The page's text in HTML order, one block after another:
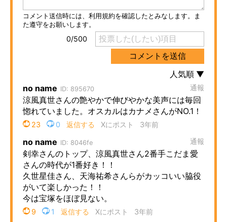
スマホと通信の最新トレンド
進化するPCとデバイスの未来
AI活用のいまが分かる
企業ITのトレンドを詳説
経営リーダーのコミュニティ
マーケ×ITの今がよく分かる
ITエンジニア向け専門サイト
企業向けIT製品の総合サイト